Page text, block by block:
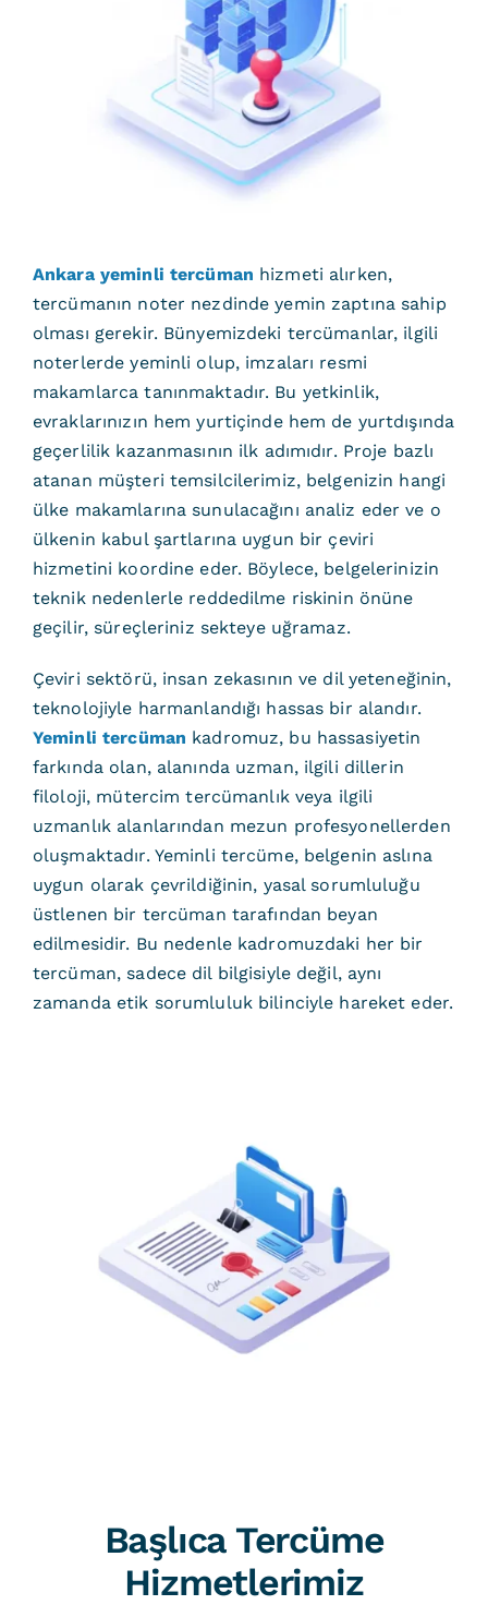
Ankara yeminli tercüman hizmeti alırken,
tercümanın noter nezdinde yemin zaptına sahip
olması gerekir. Bünyemizdeki tercümanlar, ilgili
noterlerde yeminli olup, imzaları resmi
makamlarca tanınmaktadır. Bu yetkinlik,
evraklarınızın hem yurtiçinde hem de yurtdışında
geçerlilik kazanmasının ilk adımıdır. Proje bazlı
atanan müşteri temsilcilerimiz, belgenizin hangi
ülke makamlarına sunulacağını analiz eder ve o
ülkenin kabul şartlarına uygun bir çeviri
hizmetini koordine eder. Böylece, belgelerinizin
teknik nedenlerle reddedilme riskinin önüne
geçilir, süreçleriniz sekteye uğramaz.
Çeviri sektörü, insan zekasının ve dil yeteneğinin,
teknolojiyle harmanlandığı hassas bir alandır.
Yeminli tercüman kadromuz, bu hassasiyetin
farkında olan, alanında uzman, ilgili dillerin
filoloji, mütercim tercümanlık veya ilgili
uzmanlık alanlarından mezun profesyonellerden
oluşmaktadır. Yeminli tercüme, belgenin aslına
uygun olarak çevrildiğinin, yasal sorumluluğu
üstlenen bir tercüman tarafından beyan
edilmesidir. Bu nedenle kadromuzdaki her bir
tercüman, sadece dil bilgisiyle değil, aynı
zamanda etik sorumluluk bilinciyle hareket eder.
Başlıca Tercüme
Hizmetlerimiz